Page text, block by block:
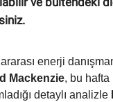
enerji
Mackenzie, bu
detaylı analizle